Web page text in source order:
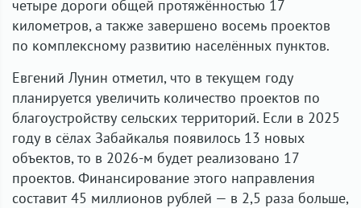
четыре дороги общей протяжённостью 17
километров, а также завершено восемь проектов
по комплексному развитию населённых пунктов.
Евгений Лунин отметил, что в текущем году
планируется увеличить количество проектов по
благоустройству сельских территорий. Если в 2025
году в сёлах Забайкалья появилось 13 новых
объектов, то в 2026-м будет реализовано 17
проектов. Финансирование этого направления
составит 45 миллионов рублей — в 2,5 раза больше,